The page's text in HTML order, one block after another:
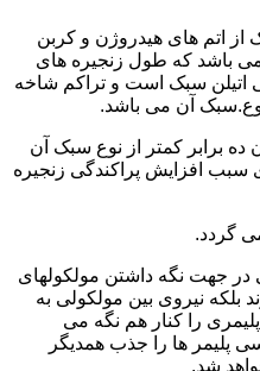
از اتم های هیدروژن و کربن
باشد که طول زنجیره های
بلندتر از پلی اتیلن سبک است و تراکم شاخه
آن می باشد.
برابر کمتر از نوع سبک آن
افزایش پراکندگی زنجیره
می گردد.
در جهت نگه داشتن مولکولهای
بلکه نیروی بین مولکولی به
را کنار هم نگه می
پلیمر ها را جذب همدیگر
شد.